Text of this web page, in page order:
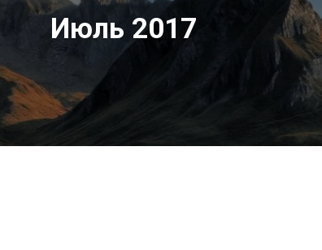
Июль 2017